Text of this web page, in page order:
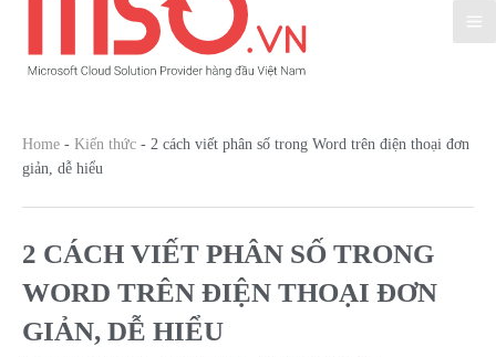
Home - Kiến thức - 2 cách viết phân số trong Word trên điện thoại đơn
giản, dễ hiểu
2 CÁCH VIẾT PHÂN SỐ TRONG
WORD TRÊN ĐIỆN THOẠI ĐƠN
GIẢN, DỄ HIỂU